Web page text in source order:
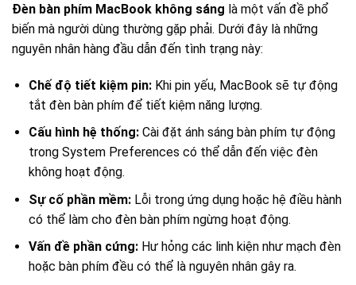
Đèn bàn phím MacBook không sáng là một vấn đề phổ
biến mà người dùng thường gặp phải. Dưới đây là những
nguyên nhân hàng đầu dẫn đến tình trạng này:
Chế độ tiết kiệm pin: Khi pin yếu, MacBook sẽ tự động
tắt đèn bàn phím để tiết kiệm năng lượng.
Cấu hình hệ thống: Cài đặt ánh sáng bàn phím tự động
trong System Preferences có thể dẫn đến việc đèn
không hoạt động.
Sự cố phần mềm: Lỗi trong ứng dụng hoặc hệ điều hành
có thể làm cho đèn bàn phím ngừng hoạt động.
Vấn đề phần cứng: Hư hỏng các linh kiện như mạch đèn
hoặc bàn phím đều có thể là nguyên nhân gây ra.